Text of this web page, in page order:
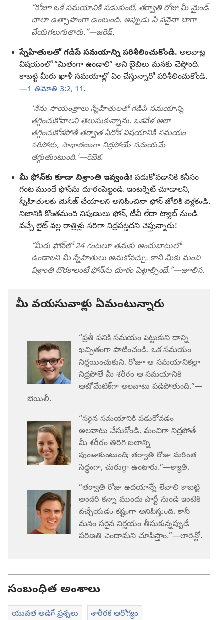
“రోజూ ఒకే సమయానికి పడుకుంటే, తర్వాతి రోజు మీ మైండ్‌
చాలా ఉత్సాహంగా ఉంటుంది. అప్పుడు ఏ పనైనా బాగా
చేయగలుగుతారు.”—జరెడ్‌.
స్నేహితులతో గడిపే సమయాన్ని పరిశీలించుకోండి. అలవాట్ల
విషయంలో “మితంగా ఉండాలి” అని బైబిలు మనకు చెప్తోంది.
కాబట్టి మీరు ఖాళీ సమయాల్లో ఏం చేస్తున్నారో పరిశీలించుకోండి.
—1 తిమోతి 3:2, 11.
‘నేను సాయంత్రాలు స్నేహితులతో గడిపే సమయాన్ని
తగ్గించుకోవాలని తెలుసుకున్నాను. ఒకవేళ అలా
తగ్గించుకోకపోతే తర్వాత ఏదోక విషయానికి సమయం
సరిపోదు, సాధారణంగా నిద్రపోయే సమయమే
తగ్గుతుంటుంది.’—రెబెక.
మీ ఫోన్‌కు కూడా విశ్రాంతి ఇవ్వండి! పడుకోవడానికి కనీసం
గంట ముందే ఫోన్‌ను దూరంపెట్టండి. ఇంటర్నెట్‌ చూడాలని,
స్నేహితులకు మెసేజ్‌ చేయాలని అనిపించినా ఫోన్‌ జోలికి వెళ్లకండి.
నిజానికి కొంతమంది నిపుణులు ఫోన్‌, టీవీ లేదా ట్యాబ్‌ నుండి
వచ్చే లైట్‌ వల్ల రాత్రిళ్లు సరిగా నిద్రపట్టదని చెప్తున్నారు!
“మీరు ఫోన్‌లో 24 గంటలూ తమకు అందుబాటులో
ఉండాలని మీ స్నేహితులు అనుకోవచ్చు. కానీ మీకు మంచి
విశ్రాంతి దొరకాలంటే ఫోన్‌ను దూరం పెట్టాల్సిందే.”—జూలిస.
మీ వయసువాళ్లు ఏమంటున్నారు
“ప్రతీ పనికి సమయం పెట్టుకుని దాన్ని
ఖచ్చితంగా పాటించండి. ఒక సమయం
నిర్ణయించుకుని, రోజూ ఆ సమయానికల్లా
నిద్రపోతే మీ శరీరం ఆ సమయానికి
ఆటోమేటిక్‌గా అలవాటు పడిపోతుంది.”—
బెయిలీ.
“సరైన సమయానికి పడుకోవడం
అలవాటు చేసుకోండి. మంచిగా నిద్రపోతే
మీ శరీరం తిరిగి బలాన్ని
పుంజుకుంటుంది; తర్వాతి రోజు మరింత
సిద్ధంగా, చురుగ్గా ఉంటారు.”—క్యాతి.
“తర్వాతి రోజు ఉదయాన్నే లేవాలి కాబట్టి
అందరి కన్నా ముందు పార్టీ నుండి ఇంటికి
వచ్చేయడం కష్టంగా అనిపిస్తుంది. కానీ
మనం సరైన నిర్ణయం తీసుకున్నప్పుడే
పరిణతి చెందామని చూపిస్తాం.”—లారెన్జో.
సంబంధిత అంశాలు
యువత అడిగే ప్రశ్నలు శారీరక ఆరోగ్యం